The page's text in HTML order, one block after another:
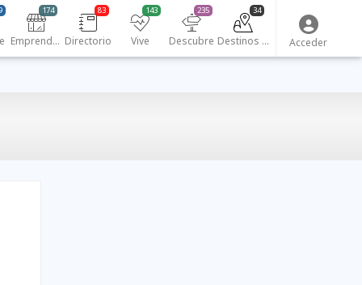
Emprendedores
174
Directorio
83
Vive
143
Descubre
235
Destinos turísticos
34
Acceder